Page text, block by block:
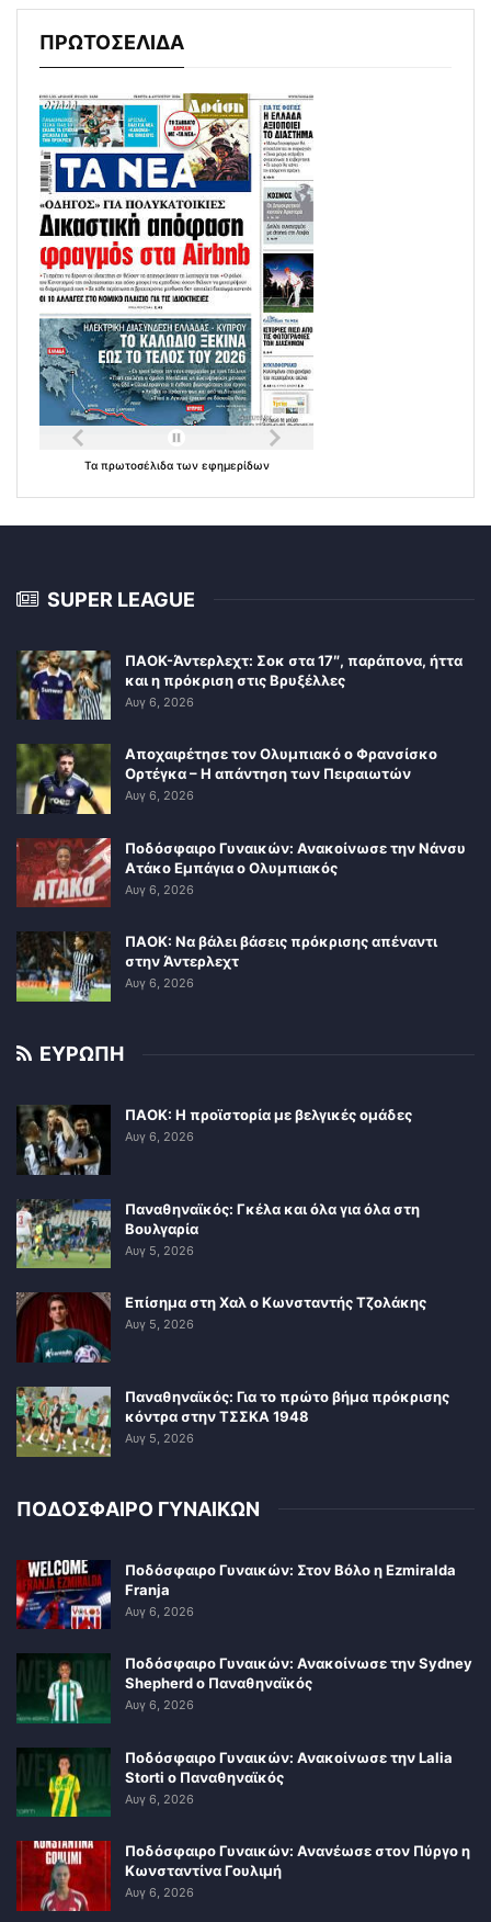
ΠΡΩΤΟΣΕΛΙΔΑ
Τα πρωτοσέλιδα των εφημερίδων
SUPER LEAGUE
ΠΑΟΚ-Άντερλεχτ: Σοκ στα 17″, παράπονα, ήττα
και η πρόκριση στις Βρυξέλλες
Αυγ 6, 2026
Αποχαιρέτησε τον Ολυμπιακό ο Φρανσίσκο
Ορτέγκα – Η απάντηση των Πειραιωτών
Αυγ 6, 2026
Ποδόσφαιρο Γυναικών: Ανακοίνωσε την Νάνσυ
Ατάκο Εμπάγια ο Ολυμπιακός
Αυγ 6, 2026
ΠΑΟΚ: Να βάλει βάσεις πρόκρισης απέναντι
στην Άντερλεχτ
Αυγ 6, 2026
ΕΥΡΩΠΗ
ΠΑΟΚ: Η προϊστορία με βελγικές ομάδες
Αυγ 6, 2026
Παναθηναϊκός: Γκέλα και όλα για όλα στη
Βουλγαρία
Αυγ 5, 2026
Επίσημα στη Χαλ ο Κωνσταντής Τζολάκης
Αυγ 5, 2026
Παναθηναϊκός: Για το πρώτο βήμα πρόκρισης
κόντρα στην ΤΣΣΚΑ 1948
Αυγ 5, 2026
ΠΟΔΟΣΦΑΙΡΟ ΓΥΝΑΙΚΩΝ
Ποδόσφαιρο Γυναικών: Στον Βόλο η Ezmiralda
Franja
Αυγ 6, 2026
Ποδόσφαιρο Γυναικών: Ανακοίνωσε την Sydney
Shepherd ο Παναθηναϊκός
Αυγ 6, 2026
Ποδόσφαιρο Γυναικών: Ανακοίνωσε την Lalia
Storti ο Παναθηναϊκός
Αυγ 6, 2026
Ποδόσφαιρο Γυναικών: Ανανέωσε στον Πύργο η
Κωνσταντίνα Γουλιμή
Αυγ 6, 2026